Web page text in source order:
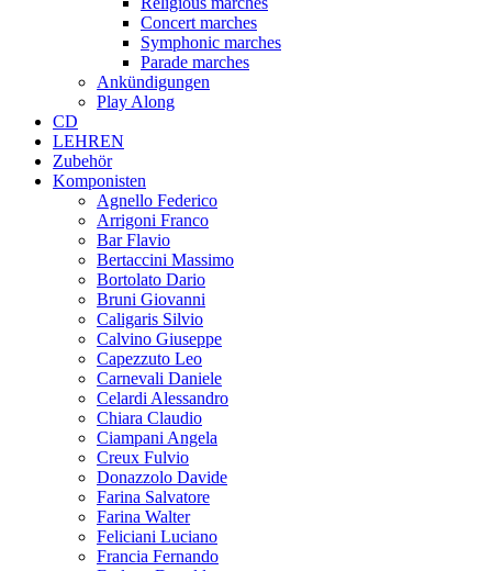
Concert marches
Symphonic marches
Parade marches
Ankündigungen
Play Along
CD
LEHREN
Zubehör
Komponisten
Agnello Federico
Arrigoni Franco
Bar Flavio
Bertaccini Massimo
Bortolato Dario
Bruni Giovanni
Caligaris Silvio
Calvino Giuseppe
Capezzuto Leo
Carnevali Daniele
Celardi Alessandro
Chiara Claudio
Ciampani Angela
Creux Fulvio
Donazzolo Davide
Farina Salvatore
Farina Walter
Feliciani Luciano
Francia Fernando